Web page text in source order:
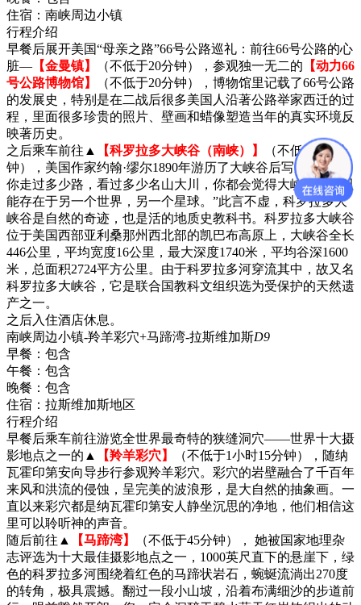
住宿： 南峡周边小镇
行程介绍
早餐后展开美国“母亲之路”66号公路巡礼：前往66号公路的心
脏— 【金曼镇】 （不低于20分钟），参观独一无二的 【动力66
号公路博物馆】
（不低于20分钟），博物馆里记载了66号公路
的发展史，特别是在二战后很多美国人沿著公路举家西迁的过
程，里面很多珍贵的照片、壁画和蜡像塑造当年的真实环境反
映著历史。
之后乘车前往▲
【科罗拉多大峡谷（南峡）】
（不低于180分
钟），美国作家约翰·缪尔1890年游历了大峡谷后写道：“不管
你走过多少路，看过多少名山大川，你都会觉得大峡谷仿佛只
能存在于另一个世界，另一个星球。”此言不虚，科罗拉多大
峡谷是自然的奇迹，也是活的地质史教科书。科罗拉多大峡谷
位于美国西部亚利桑那州西北部的凯巴布高原上，大峡谷全长
446公里，平均宽度16公里，最大深度1740米，平均谷深1600
米，总面积2724平方公里。由于科罗拉多河穿流其中，故又名
科罗拉多大峡谷，它是联合国教科文组织选为受保护的天然遗
产之一。
之后入住酒店休息。
南峡周边小镇-羚羊彩穴+马蹄湾-拉斯维加斯D9
早餐： 包含
午餐： 包含
晚餐： 包含
住宿： 拉斯维加斯地区
行程介绍
早餐后乘车前往游览全世界最奇特的狭缝洞穴——世界十大摄
影地点之一的▲
【羚羊彩穴】
（不低于1小时15分钟），随纳
瓦霍印第安向导步行参观羚羊彩穴。彩穴的岩壁融合了千百年
来风和洪流的侵蚀，呈完美的波浪形，是大自然的抽象画。一
直以来彩穴都是纳瓦霍印第安人静坐沉思的净地，他们相信这
里可以聆听神的声音。
随后前往▲
【马蹄湾】
（不低于45分钟）， 她被国家地理杂
志评选为十大最佳摄影地点之一，1000英尺直下的悬崖下，绿
色的科罗拉多河围绕着红色的马蹄状岩石，蜿蜒流淌出270度
的转角，极具震撼。翻过一段小山坡，沿着布满细沙的步道前